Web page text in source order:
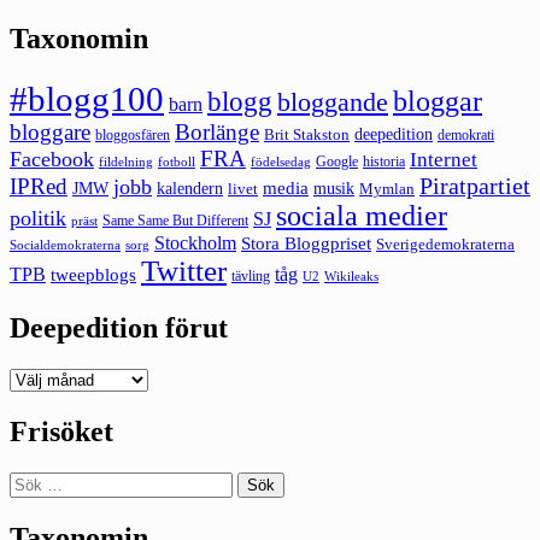
Taxonomin
#blogg100 barn blogg bloggande bloggar
bloggare bloggosfären Borlänge Brit Stakston deepedition demokrati
Facebook fildelning fotboll FRA födelsedag Google historia Internet
IPRed JMW jobb kalendern livet media musik Mymlan Piratpartiet
politik präst Same Same But Different SJ sociala medier
Socialdemokraterna sorg Stockholm Stora Bloggpriset Sverigedemokraterna
TPB tweepblogs Twitter tävling tåg U2 Wikileaks
Deepedition förut
Deepedition
Frisöket
Sök
efter: